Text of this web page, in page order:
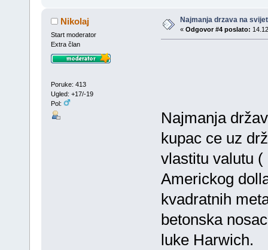
Nikolaj
Start moderator
Extra član
Poruke: 413
Ugled: +17/-19
Pol:
Najmanja drzava na
« Odgovor #4 poslato:
Najmanja
kupac ce uz
vlastitu valutu
Americkog
kvadratnih
betonska
luke Harwich.